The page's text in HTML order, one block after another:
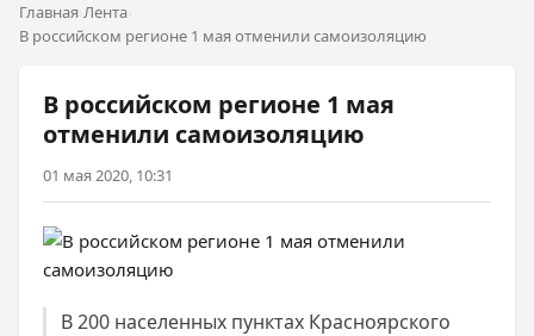
Главная Лента
В российском регионе 1 мая отменили самоизоляцию
В российском регионе 1 мая
отменили самоизоляцию
01 мая 2020, 10:31
В 200 населенных пунктах Красноярского